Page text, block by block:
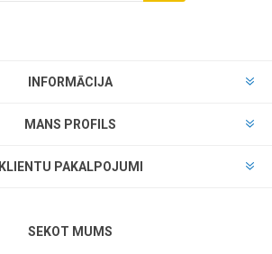
INFORMĀCIJA
MANS PROFILS
KLIENTU PAKALPOJUMI
SEKOT MUMS